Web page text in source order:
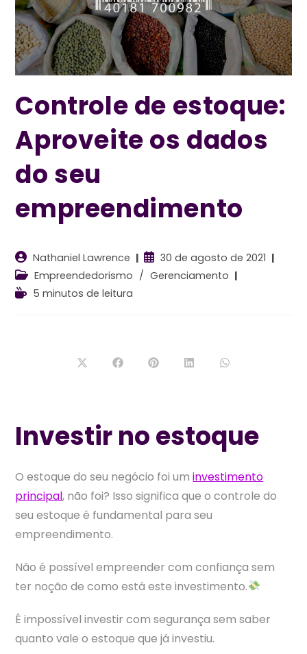
Controle de estoque:
Aproveite os dados
do seu
empreendimento
Autor
do
post:
Nathaniel Lawrence
Post
publicado:
30 de agosto de 2021
Categoria
do
post:
Empreendedorismo / Gerenciamento
Tempo5 minutos de leitura
Abre Abre Abre Abre Abre
Investir no estoque
O estoque do seu negócio foi uminvestimento
principal, não foi? Isso significa que o controle do
seu estoque é fundamental para seu
empreendimento.
Não é possível empreender com confiança sem
ter noção de como está este investimento.
É impossível investir com segurança sem saber
quanto vale o estoque que já investiu.